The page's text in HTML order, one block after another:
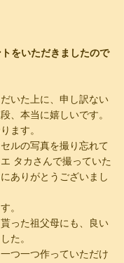
をいただきましたので
いた上に、申し訳ない
、本当に嬉しいです。
ます。
ルの写真を撮り忘れて
タカさんで撮っていた
ありがとうございまし
。
った祖父母にも、良い
た。
つ一つ作っていただけ